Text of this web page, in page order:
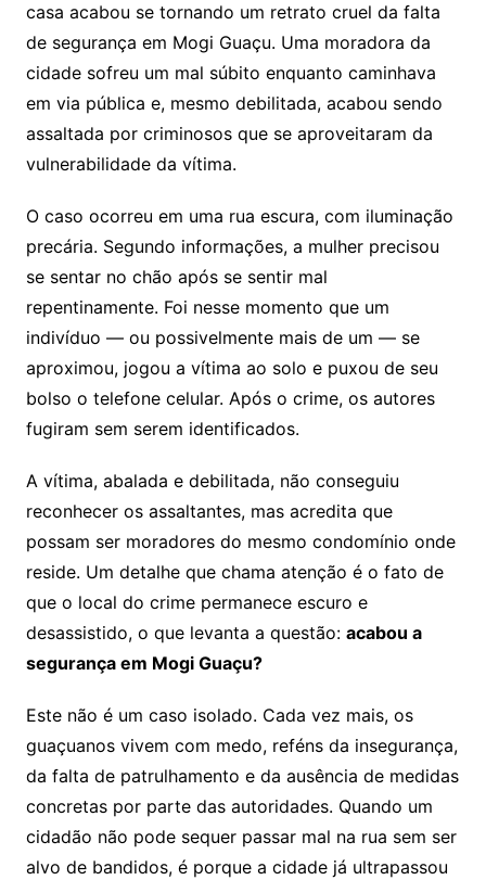
casa acabou se tornando um retrato cruel da falta
de segurança em Mogi Guaçu. Uma moradora da
cidade sofreu um mal súbito enquanto caminhava
em via pública e, mesmo debilitada, acabou sendo
assaltada por criminosos que se aproveitaram da
vulnerabilidade da vítima.
O caso ocorreu em uma rua escura, com iluminação
precária. Segundo informações, a mulher precisou
se sentar no chão após se sentir mal
repentinamente. Foi nesse momento que um
indivíduo — ou possivelmente mais de um — se
aproximou, jogou a vítima ao solo e puxou de seu
bolso o telefone celular. Após o crime, os autores
fugiram sem serem identificados.
A vítima, abalada e debilitada, não conseguiu
reconhecer os assaltantes, mas acredita que
possam ser moradores do mesmo condomínio onde
reside. Um detalhe que chama atenção é o fato de
que o local do crime permanece escuro e
desassistido, o que levanta a questão: acabou a
segurança em Mogi Guaçu?
Este não é um caso isolado. Cada vez mais, os
guaçuanos vivem com medo, reféns da insegurança,
da falta de patrulhamento e da ausência de medidas
concretas por parte das autoridades. Quando um
cidadão não pode sequer passar mal na rua sem ser
alvo de bandidos, é porque a cidade já ultrapassou